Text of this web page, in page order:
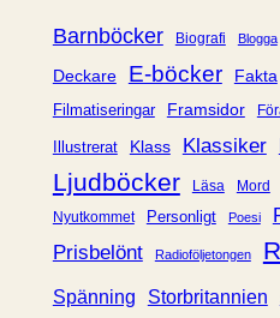
rBarnböcker Biografi Blogga
Deckare E-böcker Fakta
Filmatiseringar Framsidor
Illustrerat Klass Klassiker
Ljudböcker
Läsa Mord
Nyutkommet Personligt Poesi
Prisbelönt
Radioföljetongen
Spänning Storbritannien